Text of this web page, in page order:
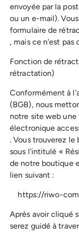
envoyée par la
ou un e-mail).
formulaire de
, mais ce n'est pas
Fonction de
rétractation)
Conformément à
(BGB), nous
notre site web
électronique
. Vous trouverez
sous l'intitulé «
de notre boutique
lien suivant :
https://riwo-
Après avoir cliqué
serez guidé à